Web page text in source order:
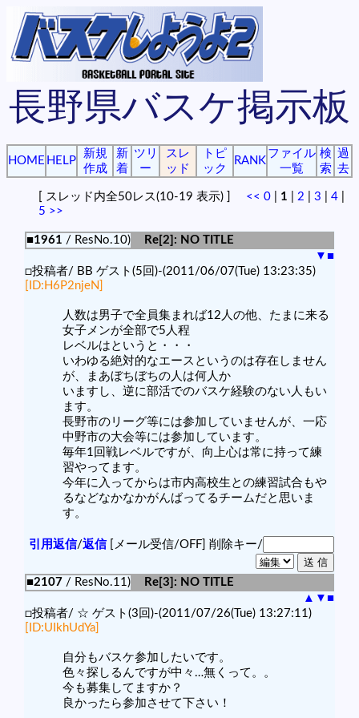
長野県バスケ掲示板
HOME HELP
新規
作成
新
着
ツリ
ー
スレ
ッド
トピ
ック
RANK
ファイル
一覧
検
索
過
去
[ スレッド内全50レス(10-19 表示) ] << 0 1 2 3 4
5 >>
■1961 / ResNo.10)
Re[2]: NO TITLE
▼ ■
□投稿者/ BB ゲスト(5回)-(2011/06/07(Tue) 13:23:35)
[ID:H6P2njeN]
人数は男子で全員集まれば12人の他、たまに来る
女子メンが全部で5人程
レベルはというと・・・
いわゆる絶対的なエースというのは存在しません
が、まあぼちぼちの人は何人か
いますし、逆に部活でのバスケ経験のない人もい
ます。
長野市のリーグ等には参加していませんが、一応
中野市の大会等には参加しています。
毎年1回戦レベルですが、向上心は常に持って練
習やってます。
今年に入ってからは市内高校生との練習試合もや
るなどなかなかがんばってるチームだと思いま
す。
引用返信/返信[メール受信/OFF] 削除キー/
■2107 / ResNo.11)
Re[3]: NO TITLE
▲ ▼ ■
□投稿者/ ☆ ゲスト(3回)-(2011/07/26(Tue) 13:27:11)
[ID:UIkhUdYa]
自分もバスケ参加したいです。
色々探しるんですが中々…無くって。。
今も募集してますか？
良かったら参加させて下さい！